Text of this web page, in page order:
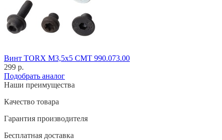
Винт TORX M3,5x5 CMT 990.073.00
299 р.
Подобрать аналог
Наши преимущества
Качество товара
Гарантия производителя
Бесплатная доставка